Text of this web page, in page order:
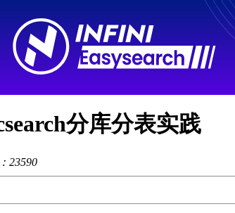
分库分表实践
23590